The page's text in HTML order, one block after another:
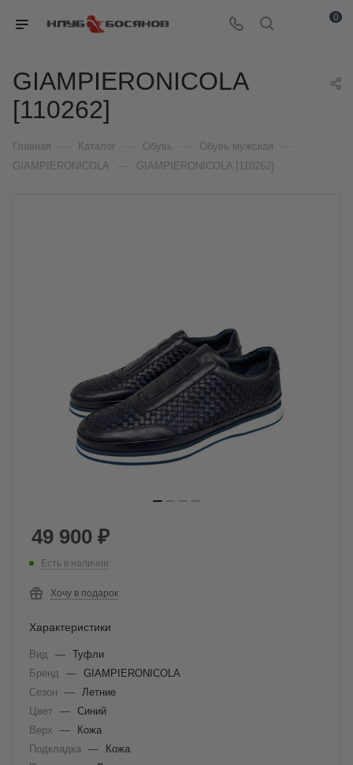
0
GIAMPIERONICOLA
[110262]
Главная Каталог Обувь Обувь мужская
GIAMPIERONICOLA GIAMPIERONICOLA [110262]
49 900 ₽
Есть в наличии
Хочу в подарок
Характеристики
Вид — Туфли
Бренд
— GIAMPIERONICOLA
Сезон
—
Летние
Цвет — Синий
Верх
—
Кожа
Подкладка
—
Кожа